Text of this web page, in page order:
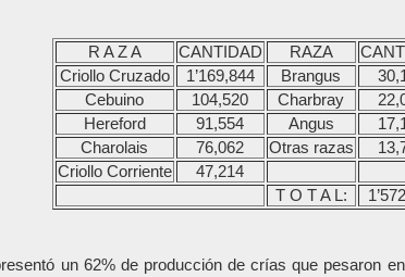
R A Z A CANTIDAD RAZA
Criollo Cruzado
1’169,844 Brangus
Cebuino
104,520 Charbray
Hereford
91,554 Angus
Charolais
76,062 Otras razas
Criollo Corriente
47,214
T O T A L:
un 62% de producción de crías que pesaron